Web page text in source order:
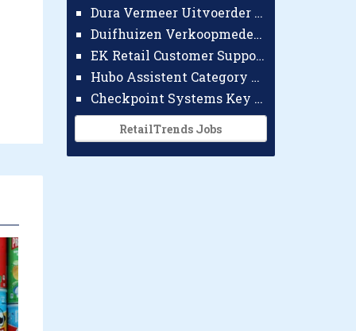
Dura Vermeer Uitvoerder Civiel Nijmegen
Duifhuizen Verkoopmedewerker Ridderkerk
EK Retail Customer Support Omnichannel
Hubo Assistent Category Manager
Checkpoint Systems Key Accountmanager Benelux
RetailTrends Jobs